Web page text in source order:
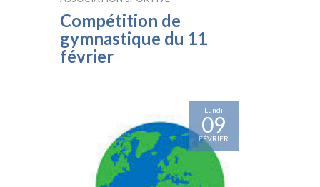
Compétition de
gymnastique du 11
février
Lundi
09
FÉVRIER